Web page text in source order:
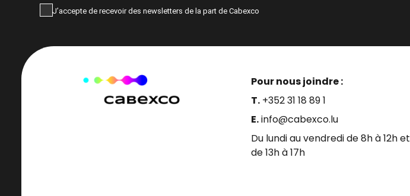
J’accepte de recevoir des newsletters de la part de Cabexco
Pour nous joindre :
T. +352 31 18 89 1
E.info@cabexco.lu
Du lundi au vendredi de 8h à 12h et
de 13h à 17h